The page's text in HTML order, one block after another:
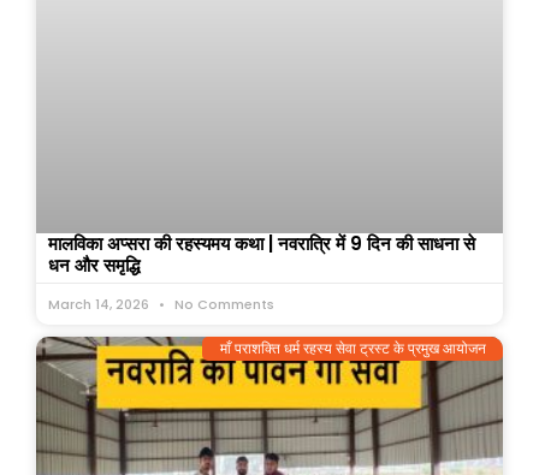
मालविका अप्सरा की रहस्यमय कथा | नवरात्रि में 9 दिन की साधना से
धन और समृद्धि
March 14, 2026 No Comments
माँ पराशक्ति धर्म रहस्य सेवा ट्रस्ट के प्रमुख आयोजन